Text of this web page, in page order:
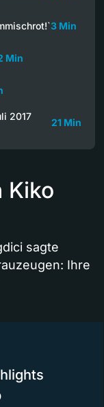
3 Min
Min
2017
21 Min
Kiko
sagte
Ihre